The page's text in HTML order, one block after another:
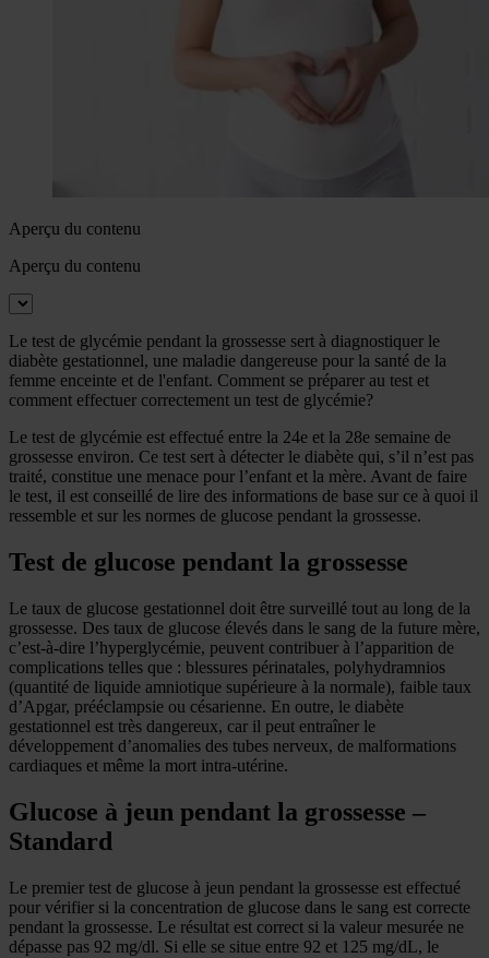
Aperçu du contenu
Aperçu du contenu
Le test de glycémie pendant la grossesse sert à diagnostiquer le
diabète gestationnel, une maladie dangereuse pour la santé de la
femme enceinte et de l'enfant. Comment se préparer au test et
comment effectuer correctement un test de glycémie?
Le test de glycémie est effectué entre la 24e et la 28e semaine de
grossesse environ. Ce test sert à détecter le diabète qui, s’il n’est pas
traité, constitue une menace pour l’enfant et la mère. Avant de faire
le test, il est conseillé de lire des informations de base sur ce à quoi il
ressemble et sur les normes de glucose pendant la grossesse.
Test de glucose pendant la grossesse
Le taux de glucose gestationnel doit être surveillé tout au long de la
grossesse. Des taux de glucose élevés dans le sang de la future mère,
c’est-à-dire l’hyperglycémie, peuvent contribuer à l’apparition de
complications telles que : blessures périnatales, polyhydramnios
(quantité de liquide amniotique supérieure à la normale), faible taux
d’Apgar, prééclampsie ou césarienne. En outre, le diabète
gestationnel est très dangereux, car il peut entraîner le
développement d’anomalies des tubes nerveux, de malformations
cardiaques et même la mort intra-utérine.
Glucose à jeun pendant la grossesse –
Standard
Le premier test de glucose à jeun pendant la grossesse est effectué
pour vérifier si la concentration de glucose dans le sang est correcte
pendant la grossesse. Le résultat est correct si la valeur mesurée ne
dépasse pas 92 mg/dl. Si elle se situe entre 92 et 125 mg/dL, le